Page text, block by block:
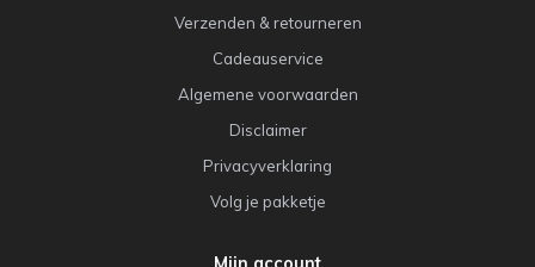
Verzenden & retourneren
Cadeauservice
Algemene voorwaarden
Disclaimer
Privacyverklaring
Volg je pakketje